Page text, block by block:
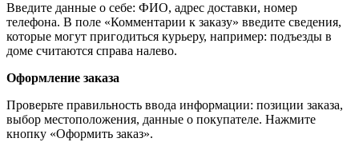
Введите данные о себе: ФИО, адрес доставки, номер
телефона. В поле «Комментарии к заказу» введите сведения,
которые могут пригодиться курьеру, например: подъезды в
доме считаются справа налево.
Оформление заказа
Проверьте правильность ввода информации: позиции заказа,
выбор местоположения, данные о покупателе. Нажмите
кнопку «Оформить заказ».